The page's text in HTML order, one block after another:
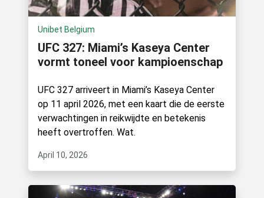
Unibet Belgium
UFC 327: Miami’s Kaseya Center
vormt toneel voor kampioenschap
UFC 327 arriveert in Miami’s Kaseya Center
op 11 april 2026, met een kaart die de eerste
verwachtingen in reikwijdte en betekenis
heeft overtroffen. Wat.
April 10, 2026